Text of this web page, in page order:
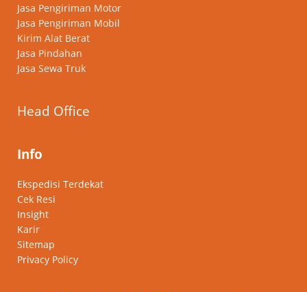
Jasa Pengiriman Motor
Jasa Pengiriman Mobil
Kirim Alat Berat
Jasa Pindahan
Jasa Sewa Truk
Head Office
Info
Ekspedisi Terdekat
Cek Resi
Insight
Karir
Sitemap
Privacy Policy